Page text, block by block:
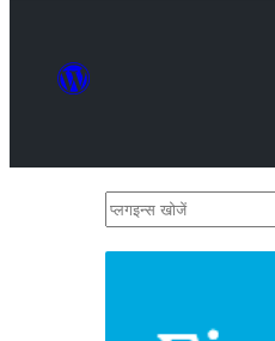
प्लगइन्स